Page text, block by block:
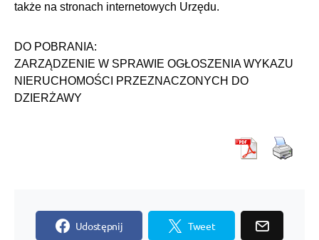
także na stronach internetowych Urzędu.
DO POBRANIA:
ZARZĄDZENIE W SPRAWIE OGŁOSZENIA WYKAZU
NIERUCHOMOŚCI PRZEZNACZONYCH DO
DZIERŻAWY
Udostępnij Tweet